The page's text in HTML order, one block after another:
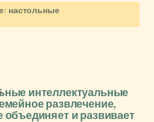
настольные
интеллектуальные
развлечение,
объединяет и развивает